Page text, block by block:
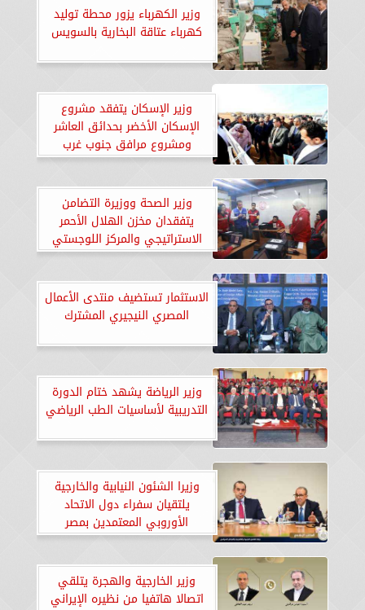
وزير الكهرباء يزور محطة توليد
كهرباء عتاقة البخارية بالسويس
وزير الإسكان يتفقد مشروع
الإسكان الأخضر بحدائق العاشر
ومشروع مرافق جنوب غرب
المدينة
وزير الصحة ووزيرة التضامن
يتفقدان مخزن الهلال الأحمر
الاستراتيجي والمركز اللوجستي
لدعم غزة
الاستثمار تستضيف منتدى الأعمال
المصري النيجيري المشترك
وزير الرياضة يشهد ختام الدورة
التدريبية لأساسيات الطب الرياضي
وزيرا الشئون النيابية والخارجية
يلتقيان سفراء دول الاتحاد
الأوروبي المعتمدين بمصر
وزير الخارجية والهجرة يتلقي
اتصالا هاتفيا من نظيره الإيراني